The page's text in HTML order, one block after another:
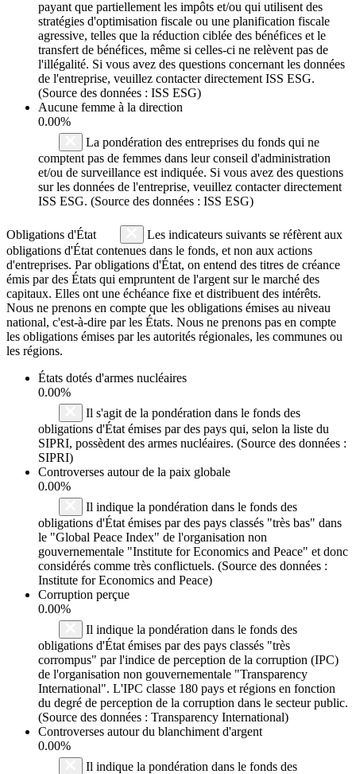
payant que partiellement les impôts et/ou qui utilisent des
stratégies d'optimisation fiscale ou une planification fiscale
agressive, telles que la réduction ciblée des bénéfices et le
transfert de bénéfices, même si celles-ci ne relèvent pas de
l'illégalité. Si vous avez des questions concernant les données
de l'entreprise, veuillez contacter directement ISS ESG.
(Source des données : ISS ESG)
Aucune femme à la direction
0.00%
La pondération des entreprises du fonds qui ne
comptent pas de femmes dans leur conseil d'administration
et/ou de surveillance est indiquée. Si vous avez des questions
sur les données de l'entreprise, veuillez contacter directement
ISS ESG. (Source des données : ISS ESG)
Obligations d'État
Les indicateurs suivants se réfèrent aux
obligations d'État contenues dans le fonds, et non aux actions
d'entreprises. Par obligations d'État, on entend des titres de créance
émis par des États qui empruntent de l'argent sur le marché des
capitaux. Elles ont une échéance fixe et distribuent des intérêts.
Nous ne prenons en compte que les obligations émises au niveau
national, c'est-à-dire par les États. Nous ne prenons pas en compte
les obligations émises par les autorités régionales, les communes ou
les régions.
États dotés d'armes nucléaires
0.00%
Il s'agit de la pondération dans le fonds des
obligations d'État émises par des pays qui, selon la liste du
SIPRI, possèdent des armes nucléaires. (Source des données :
SIPRI)
Controverses autour de la paix globale
0.00%
Il indique la pondération dans le fonds des
obligations d'État émises par des pays classés "très bas" dans
le "Global Peace Index" de l'organisation non
gouvernementale "Institute for Economics and Peace" et donc
considérés comme très conflictuels. (Source des données :
Institute for Economics and Peace)
Corruption perçue
0.00%
Il indique la pondération dans le fonds des
obligations d'État émises par des pays classés "très
corrompus" par l'indice de perception de la corruption (IPC)
de l'organisation non gouvernementale "Transparency
International". L'IPC classe 180 pays et régions en fonction
du degré de perception de la corruption dans le secteur public.
(Source des données : Transparency International)
Controverses autour du blanchiment d'argent
0.00%
Il indique la pondération dans le fonds des